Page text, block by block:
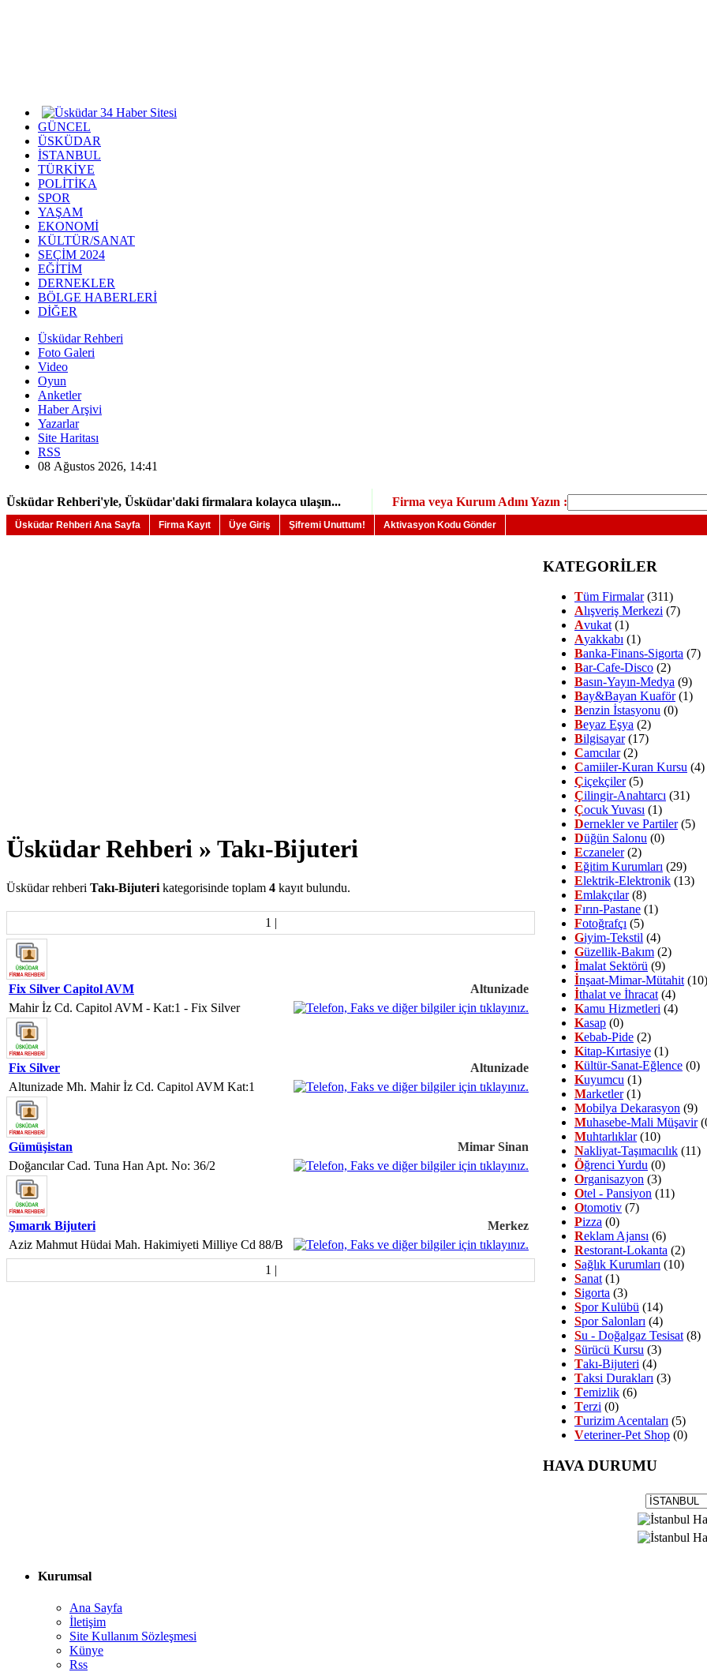
GÜNCEL
ÜSKÜDAR
İSTANBUL
TÜRKİYE
POLİTİKA
SPOR
YAŞAM
EKONOMİ
KÜLTÜR/SANAT
SEÇİM 2024
EĞİTİM
DERNEKLER
BÖLGE HABERLERİ
DİĞER
Üsküdar Rehberi
Foto Galeri
Video
Oyun
Anketler
Haber Arşivi
Yazarlar
Site Haritası
RSS
08 Ağustos 2026, 14:41
Üsküdar Rehberi'yle, Üsküdar'daki firmalara kolayca ulaşın... Firma veya Kurum Adını Yazın :
Üsküdar Rehberi Ana Sayfa Firma Kayıt Üye Giriş Şifremi Unuttum! Aktivasyon Kodu Gönder
Üsküdar Rehberi » Takı-Bijuteri
Üsküdar rehberi Takı-Bijuteri kategorisinde toplam 4 kayıt bulundu.
1 |
Fix Silver Capitol AVM
Altunizade
Mahir İz Cd. Capitol AVM - Kat:1 - Fix Silver
Fix Silver
Altunizade
Altunizade Mh. Mahir İz Cd. Capitol AVM Kat:1
Gümüşistan
Mimar Sinan
Doğancılar Cad. Tuna Han Apt. No: 36/2
Şımarık Bijuteri
Merkez
Aziz Mahmut Hüdai Mah. Hakimiyeti Milliye Cd 88/B
1 |
KATEGORİLER
Tüm Firmalar(311)
Alışveriş Merkezi (7)
Avukat(1)
Ayakkabı (1)
Banka-Finans-Sigorta (7)
Bar-Cafe-Disco (2)
Basın-Yayın-Medya (9)
Bay&Bayan Kuaför(1)
Benzin İstasyonu (0)
Beyaz Eşya (2)
Bilgisayar(17)
Camcılar(2)
Camiiler-Kuran Kursu (4)
Çiçekçiler(5)
Çilingir-Anahtarcı (31)
Çocuk Yuvası (1)
Dernekler ve Partiler(5)
Düğün Salonu (0)
Eczaneler(2)
Eğitim Kurumları (29)
Elektrik-Elektronik (13)
Emlakçılar(8)
Fırın-Pastane (1)
Fotoğrafçı (5)
Giyim-Tekstil (4)
Güzellik-Bakım (2)
İmalat Sektörü (9)
İnşaat-Mimar-Mütahit(10)
İthalat ve İhracat(4)
Kamu Hizmetleri (4)
Kasap (0)
Kebab-Pide (2)
Kitap-Kırtasiye (1)
Kültür-Sanat-Eğlence (0)
Kuyumcu (1)
Marketler(1)
Mobilya Dekarasyon (9)
Muhasebe-Mali Müşavir
Muhtarlıklar(10)
Nakliyat-Taşımacılık (11)
Öğrenci Yurdu (0)
Organisazyon (3)
Otel - Pansiyon (11)
Otomotiv (7)
Pizza (0)
Reklam Ajansı (6)
Restorant-Lokanta (2)
Sağlık Kurumları (10)
Sanat(1)
Sigorta (3)
Spor Kulübü (14)
Spor Salonları (4)
Su - Doğalgaz Tesisat(8)
Sürücü Kursu (3)
Takı-Bijuteri (4)
Taksi Durakları (3)
Temizlik (6)
Terzi (0)
Turizim Acentaları (5)
Veteriner-Pet Shop (0)
HAVA DURUMU
Kurumsal
Ana Sayfa
İletişim
Site Kullanım Sözleşmesi
Künye
Rss